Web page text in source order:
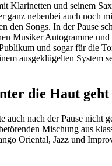
Klarinetten und seinem
ganz nebenbei auch noch
den Songs. In der Pause
Musiker Autogramme und
und sogar für die
ausgeklügelten System
die Haut geht
auch nach der Pause nicht
Mischung aus
Oriental, Jazz und